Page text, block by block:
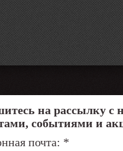
на рассылку с
событиями и
почта: *